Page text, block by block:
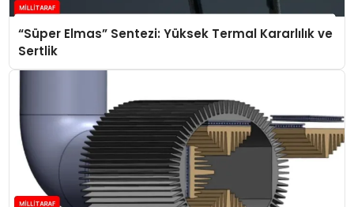
“Süper Elmas” Sentezi: Yüksek Termal Kararlılık ve
Sertlik